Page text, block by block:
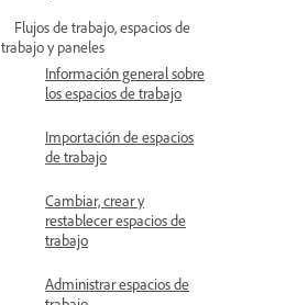
Flujos de trabajo, espacios de
trabajo y paneles
Información general sobre
los espacios de trabajo
Importación de espacios
de trabajo
Cambiar, crear y
restablecer espacios de
trabajo
Administrar espacios de